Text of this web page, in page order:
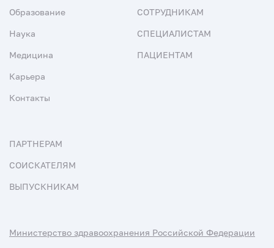
Образование
Наука
Медицина
Карьера
Контакты
СОТРУДНИКАМ
СПЕЦИАЛИСТАМ
ПАЦИЕНТАМ
ПАРТНЕРАМ
СОИСКАТЕЛЯМ
ВЫПУСКНИКАМ
Министерство здравоохранения Российской Федерации